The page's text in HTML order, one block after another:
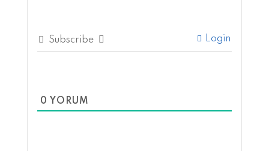
Subscribe Login
0 YORUM